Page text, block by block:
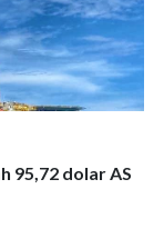
95,72 dolar AS